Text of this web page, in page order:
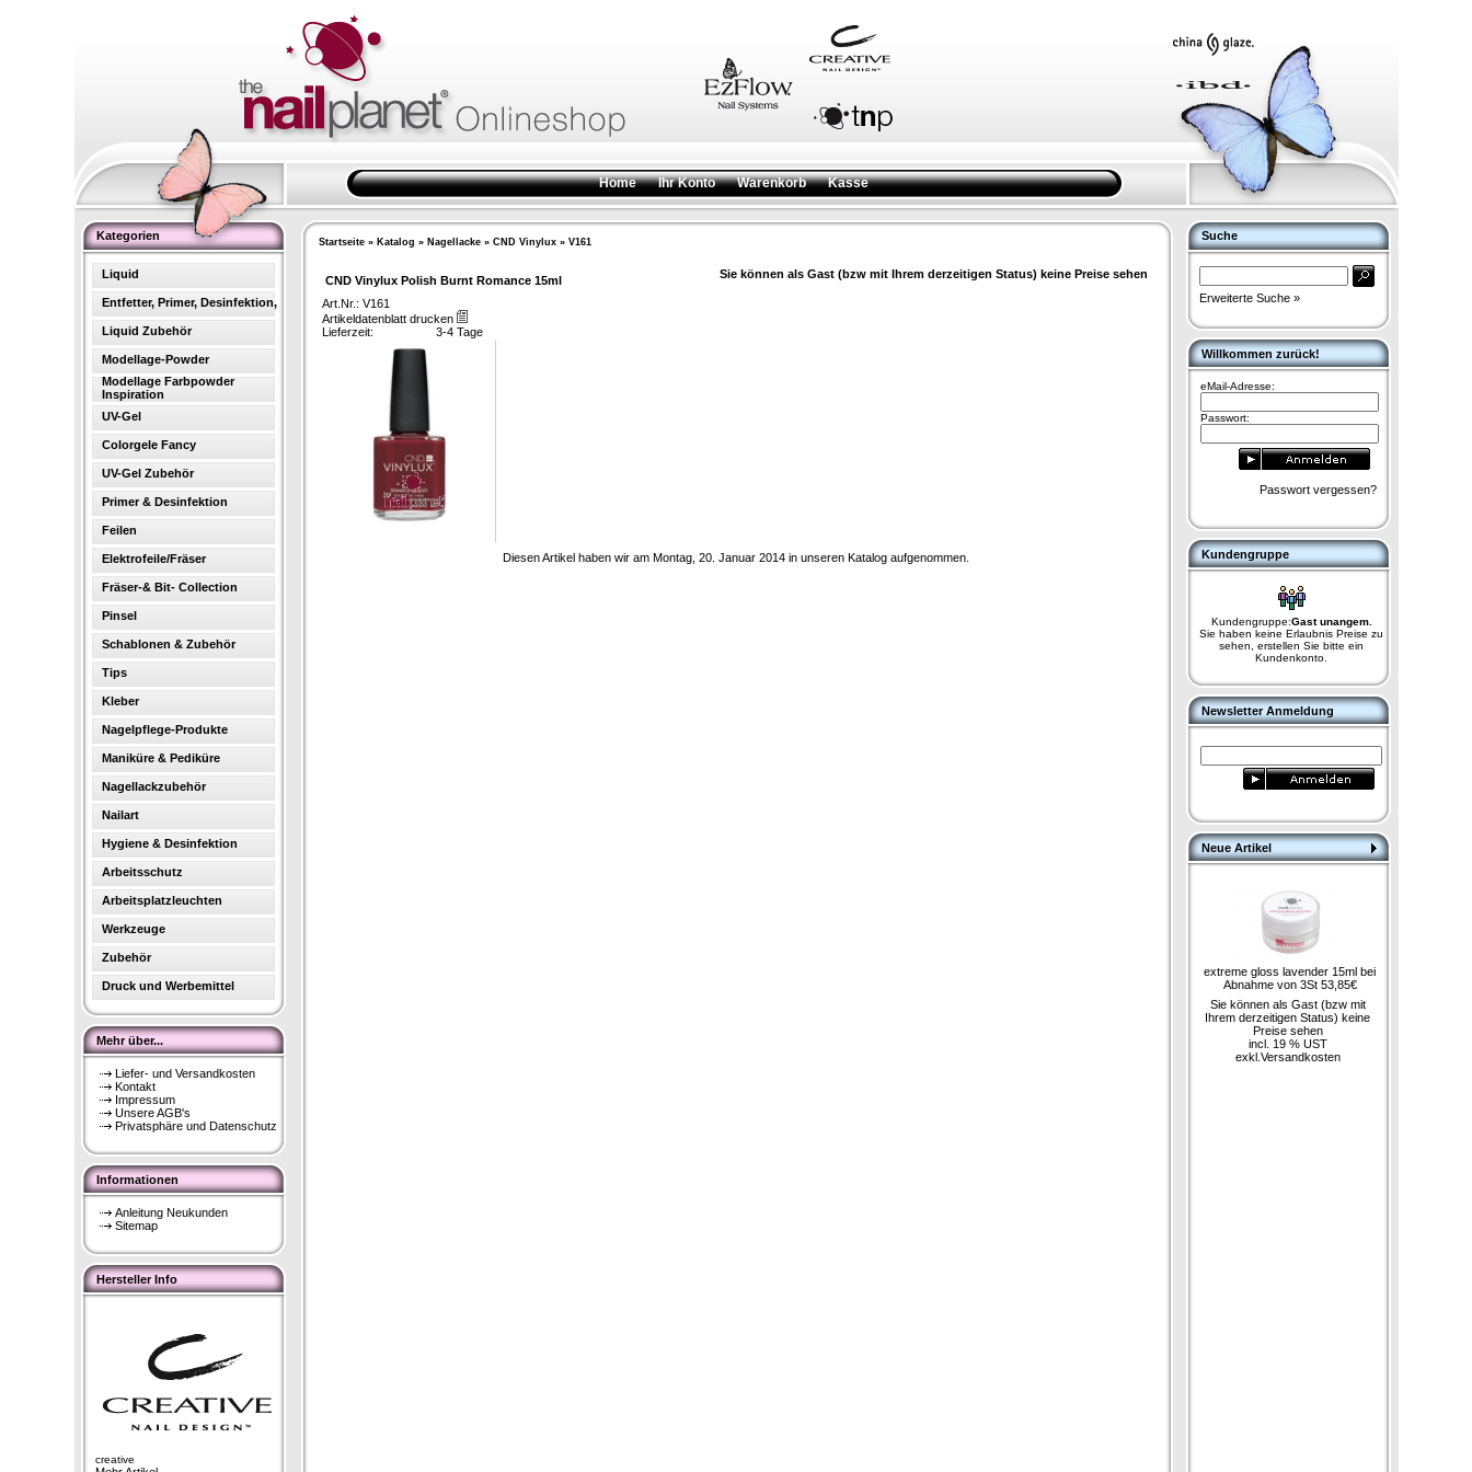
Home Ihr Konto Warenkorb Kasse
Kategorien
Liquid
Entfetter, Primer, Desinfektion,
Liquid Zubehör
Modellage-Powder
Modellage Farbpowder
Inspiration
UV-Gel
Colorgele Fancy
UV-Gel Zubehör
Primer & Desinfektion
Feilen
Elektrofeile/Fräser
Fräser-& Bit- Collection
Pinsel
Schablonen & Zubehör
Tips
Kleber
Nagelpflege-Produkte
Maniküre & Pediküre
Nagellackzubehör
Nailart
Hygiene & Desinfektion
Arbeitsschutz
Arbeitsplatzleuchten
Werkzeuge
Zubehör
Druck und Werbemittel
Mehr über...
Liefer- und Versandkosten
Kontakt
Impressum
Unsere AGB's
Privatsphäre und Datenschutz
Informationen
Anleitung Neukunden
Sitemap
Hersteller Info
creative
Startseite» Katalog » Nagellacke» CND Vinylux» V161
CND Vinylux Polish Burnt Romance 15ml Sie können als Gast (bzw mit Ihrem derzeitigen Status) keine Preise sehen
Art.Nr.: V161
Artikeldatenblatt drucken
Lieferzeit:
3-4 Tage
Diesen Artikel haben wir am Montag, 20. Januar 2014 in unseren Katalog aufgenommen.
Suche
Erweiterte Suche »
Willkommen zurück!
eMail-Adresse:
Passwort:
Passwort vergessen?
Kundengruppe
Kundengruppe:Gast unangem.
Sie haben keine Erlaubnis Preise zu
sehen, erstellen Sie bitte ein
Kundenkonto.
Newsletter Anmeldung
Neue Artikel
extreme gloss lavender 15ml bei
Abnahme von 3St 53,85€
Sie können als Gast (bzw mit
Ihrem derzeitigen Status) keine
Preise sehen
incl. 19 % UST
exkl. Versandkosten